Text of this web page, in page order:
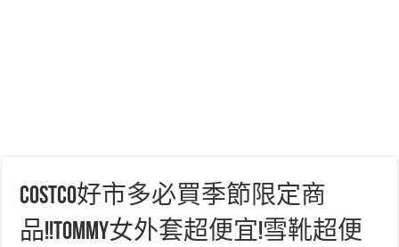
Costco好市多必買季節限定商
品!!Tommy女外套超便宜!雪靴超便